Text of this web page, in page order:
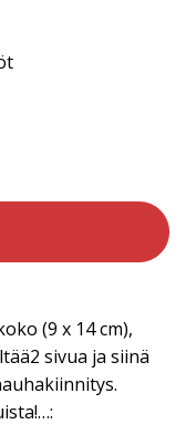
(9 x 14 cm),
sivua ja siinä